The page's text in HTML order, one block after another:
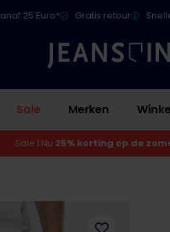
25 Euro* Gratis retour
Sale Merken
Sale | Nu 25% korting op de